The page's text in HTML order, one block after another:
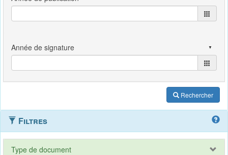
Rechercher
Filtres
Type de document